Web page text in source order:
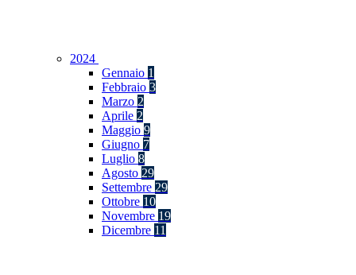
2024
Gennaio 1
Febbraio 3
Marzo 2
Aprile 2
Maggio 9
Giugno 7
Luglio 8
Agosto 29
Settembre 29
Ottobre 10
Novembre 19
Dicembre 11